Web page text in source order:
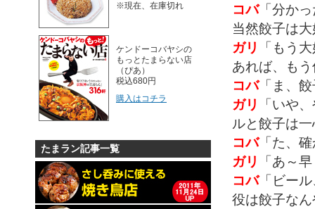
※現在、在庫切れ
ケンドーコバヤシの
もっとたまらない店
（ぴあ）
税込680円
購入はコチラ
たまラン記事一覧
コバ「分か
当然餃子は
ガリ
「もう
あれば、も
コバ「ま、
ガリ
「いや
ルと餃子は
コバ「た、
ガリ
「あ～
コバ「ビー
役は餃子な